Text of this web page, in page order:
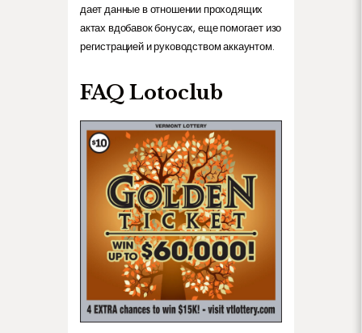
дает данные в отношении проходящих
актах вдобавок бонусах, еще помогает изо
регистрацией и руководством аккаунтом.
FAQ Lotoclub